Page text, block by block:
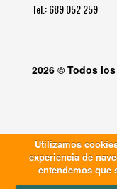
Tel.: 689 052 259
2026 © Todos
Utilizamos
experiencia de
entendemos que